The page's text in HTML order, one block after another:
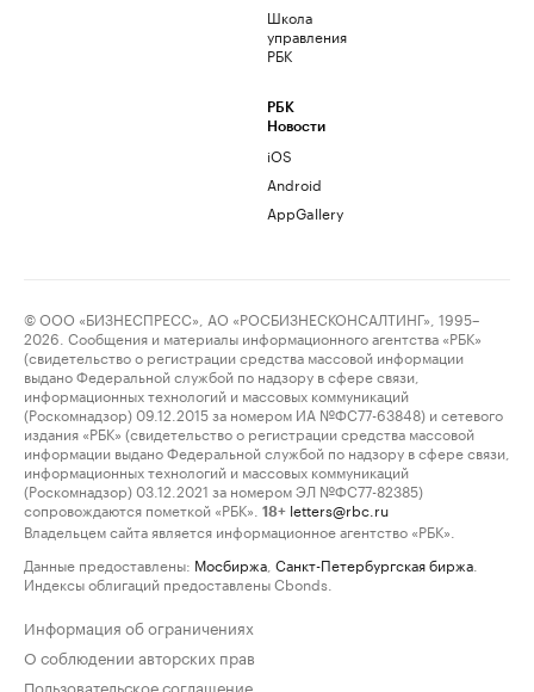
Школа
управления
РБК
РБК
Новости
iOS
Android
AppGallery
© ООО «БИЗНЕСПРЕСС», АО «РОСБИЗНЕСКОНСАЛТИНГ», 1995–
2026. Сообщения и материалы информационного агентства «РБК»
(свидетельство о регистрации средства массовой информации
выдано Федеральной службой по надзору в сфере связи,
информационных технологий и массовых коммуникаций
(Роскомнадзор) 09.12.2015 за номером ИА №ФС77-63848) и сетевого
издания «РБК» (свидетельство о регистрации средства массовой
информации выдано Федеральной службой по надзору в сфере связи,
информационных технологий и массовых коммуникаций
(Роскомнадзор) 03.12.2021 за номером ЭЛ №ФС77-82385)
сопровождаются пометкой «РБК».
18+ letters@rbc.ru
Владельцем сайта является информационное агентство «РБК».
Данные предоставлены: Мосбиржа Санкт-Петербургская биржа
Индексы облигаций предоставлены Cbonds.
Информация об ограничениях
О соблюдении авторских прав
Пользовательское соглашение